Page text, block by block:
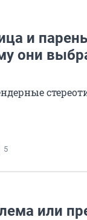
и
они
5
или